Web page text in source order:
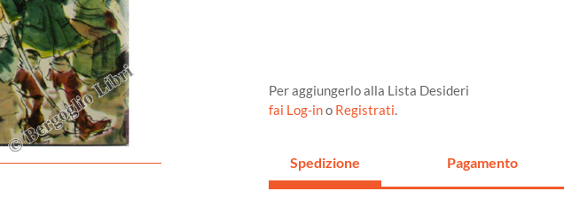
Per aggiungerlo alla Lista Desideri
fai Log-ino Registrati.
Spedizione Pagamento